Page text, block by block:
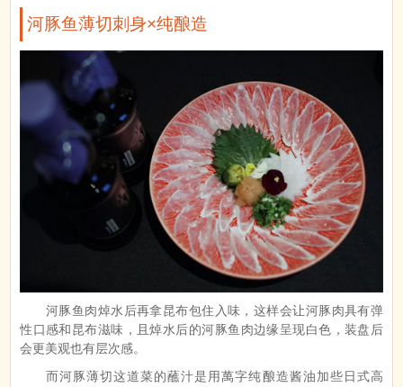
河豚鱼薄切刺身×纯酿造
河豚鱼肉焯水后再拿昆布包住入味，这样会让河豚肉具有弹
性口感和昆布滋味，且焯水后的河豚鱼肉边缘呈现白色，装盘后
会更美观也有层次感。
而河豚薄切这道菜的蘸汁是用萬字纯酿造酱油加些日式高